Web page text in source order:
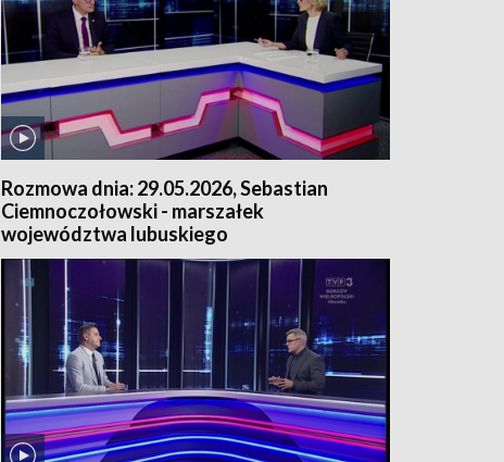
Rozmowa dnia: 29.05.2026, Sebastian
Ciemnoczołowski - marszałek
województwa lubuskiego